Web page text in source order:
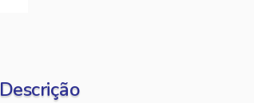
Descrição